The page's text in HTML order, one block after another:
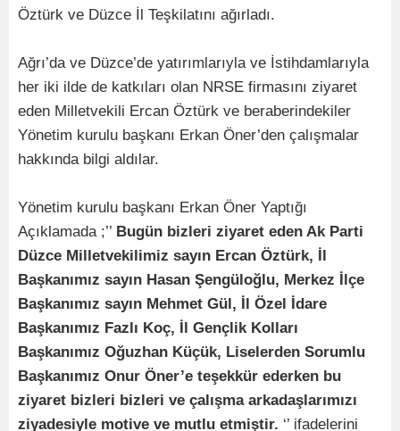
Öztürk ve Düzce İl Teşkilatını ağırladı.
Ağrı’da ve Düzce’de yatırımlarıyla ve İstihdamlarıyla
her iki ilde de katkıları olan NRSE firmasını ziyaret
eden Milletvekili Ercan Öztürk ve beraberindekiler
Yönetim kurulu başkanı Erkan Öner’den çalışmalar
hakkında bilgi aldılar.
Yönetim kurulu başkanı Erkan Öner Yaptığı
Açıklamada ;’’ Bugün bizleri ziyaret eden Ak Parti
Düzce Milletvekilimiz sayın Ercan Öztürk, İl
Başkanımız sayın Hasan Şengüloğlu, Merkez İlçe
Başkanımız sayın Mehmet Gül, İl Özel İdare
Başkanımız Fazlı Koç, İl Gençlik Kolları
Başkanımız Oğuzhan Küçük, Liselerden Sorumlu
Başkanımız Onur Öner’e teşekkür ederken bu
ziyaret bizleri bizleri ve çalışma arkadaşlarımızı
ziyadesiyle motive ve mutlu etmiştir. ‘’ ifadelerini